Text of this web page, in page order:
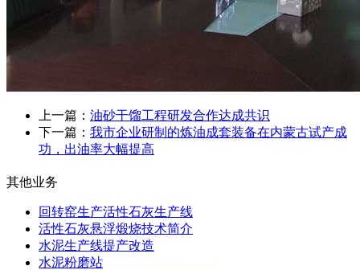
上一篇： 油砂干馏工程研发合作达成共识
下一篇： 我市企业研制的炼油成套装备在内蒙古试产成
功，出油率大幅提高
其他业务
回转窑生产活性石灰生产线
活性石灰悬浮煅烧技术简介
水泥生产线提产改造
水泥粉磨站